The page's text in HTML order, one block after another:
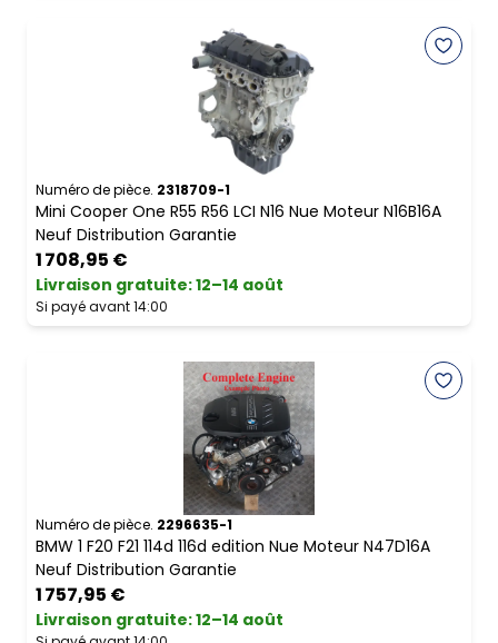
Numéro de pièce. 2318709-1
Mini Cooper One R55 R56 LCI N16 Nue Moteur N16B16A
Neuf Distribution Garantie
1 708,95 €
Livraison gratuite:12–14 août
Si payé avant 14:00
Numéro de pièce. 2296635-1
BMW 1 F20 F21 114d 116d edition Nue Moteur N47D16A
Neuf Distribution Garantie
1 757,95 €
Livraison gratuite:12–14 août